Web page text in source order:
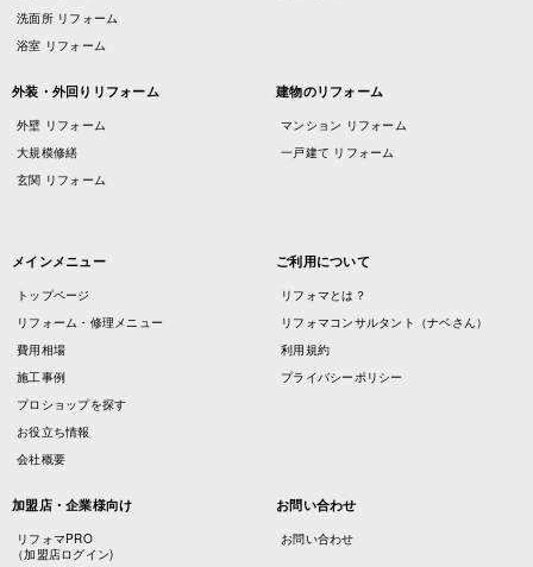
洗面所 リフォーム
浴室 リフォーム
外装・外回りリフォーム
外壁 リフォーム
大規模修繕
玄関 リフォーム
建物のリフォーム
マンション リフォーム
一戸建て リフォーム
メインメニュー
トップページ
リフォーム・修理メニュー
費用相場
施工事例
プロショップを探す
お役立ち情報
会社概要
ご利用について
リフォマとは？
リフォマコンサルタント（ナベさん）
利用規約
プライバシーポリシー
加盟店・企業様向け
リフォマPRO
（加盟店ログイン)
お問い合わせ
お問い合わせ